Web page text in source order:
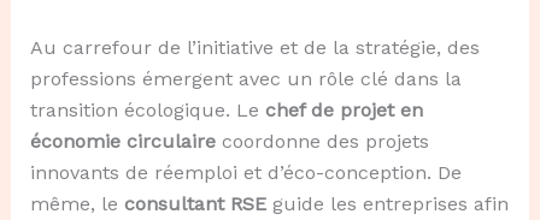
Au carrefour de l’initiative et de la stratégie, des
professions émergent avec un rôle clé dans la
transition écologique. Le chef de projet en
économie circulairecoordonne des projets
innovants de réemploi et d’éco-conception. De
même, le consultant RSEguide les entreprises afin